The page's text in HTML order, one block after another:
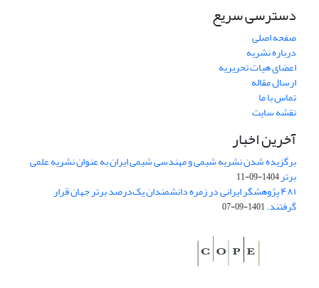
دسترسی سریع
صفحه اصلی
درباره نشریه
اعضای هیات تحریریه
ارسال مقاله
تماس با ما
نقشه سایت
آخرین اخبار
برگزیده شدن نشریه شیمی و مهندسی شیمی ایران به عنوان نشریه علمی
برتر1404-09-11
۴۸۱ پژوهشگر ایرانی در زمره دانشمندان یک‌درصد برتر جهان قرار
گرفتند.1401-09-07